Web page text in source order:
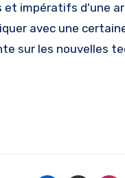
et impératifs d'une
avec une
sur les nouvelles